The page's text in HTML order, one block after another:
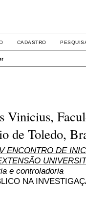
CADASTRO
Vinicius,
de Toledo,
ENCONTRO DE
e controladoria
NA